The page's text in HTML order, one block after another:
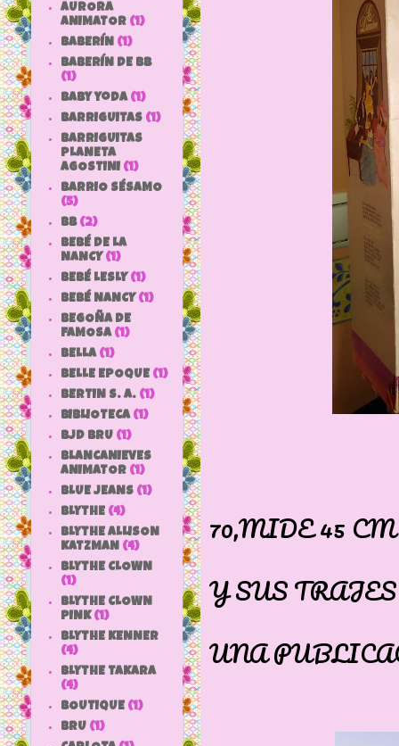
70,MIDE 45
Y SUS
UNA
AURORA
ANIMATOR (1)
BABERÍN (1)
BABERÍN DE BB
(1)
baby yoda (1)
BARRIGUITAS (1)
BARRIGUITAS
PLANETA
AGOSTINI (1)
BARRIO SÉSAMO
(5)
bb (2)
BEBÉ DE LA
NANCY (1)
BEBÉ LESLY (1)
BEBÉ NANCY (1)
BEGOÑA DE
FAMOSA (1)
BELLA (1)
BELLE EPOQUE (1)
BERTIN S. A. (1)
BIBLIOTECA (1)
BJD BRU (1)
BLANCANIEVES
ANIMATOR (1)
BLUE JEANS (1)
BLYTHE (4)
BLYTHE ALLISON
KATZMAN (4)
BLYTHE CLOWN
(1)
BLYTHE CLOWN
PINK (1)
BLYTHE KENNER
(4)
BLYTHE TAKARA
(4)
BOUTIQUE (1)
BRU (1)